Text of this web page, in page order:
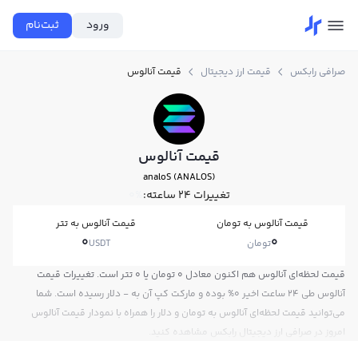
ورود ثبت‌نام
صرافی رابکس قیمت ارز دیجیتال قیمت آنالوس
قیمت آنالوس
analoS (ANALOS)
تغییرات ۲۴ ساعته: 0%
قیمت آنالوس به تومان
0تومان
قیمت آنالوس به تتر
0USDT
قیمت لحظه‌ای آنالوس هم اکنون معادل 0 تومان یا 0 تتر است. تغییرات قیمت
آنالوس طی 24 ساعت اخیر 0% بوده و مارکت کپ آن به - دلار رسیده است. شما
می‌توانید قیمت لحظه‌ای آنالوس به تومان و دلار را همراه با نمودار قیمت آنالوس
امروز در صرافی ارز دیجیتال رابکس مشاهده کنید.